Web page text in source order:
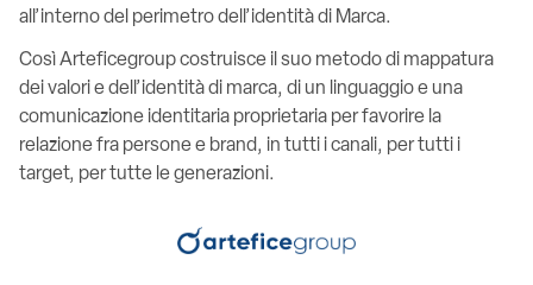
all’interno del perimetro dell’identità di Marca.
Così Arteficegroup costruisce il suo metodo di mappatura
dei valori e dell’identità di marca, di un linguaggio e una
comunicazione identitaria proprietaria per favorire la
relazione fra persone e brand, in tutti i canali, per tutti i
target, per tutte le generazioni.